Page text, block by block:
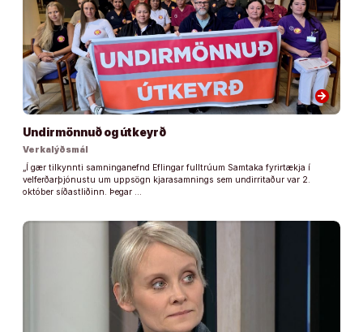
arrow_forward
Undirmönnuð og útkeyrð
Verkalýðsmál
„Í gær tilkynnti samninganefnd Eflingar fulltrúum Samtaka fyrirtækja í
velferðarþjónustu um uppsögn kjarasamnings sem undirritaður var 2.
október síðastliðinn. Þegar …